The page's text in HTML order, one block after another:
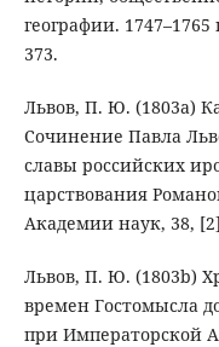
географии.
373.
Львов, П. Ю. (1803a)
Сочинение Павла
славы российских
царствования
Академии наук, 38,
Львов, П. Ю. (1803b)
времен Гостомысла
при Императорской